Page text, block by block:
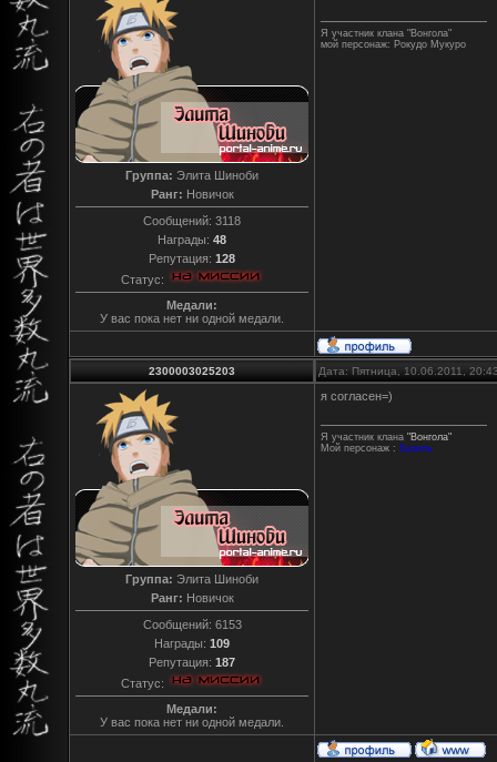
Группа: Элита Шиноби
Ранг: Новичок
Сообщений: 3118
Награды: 48
Репутация: 128
Статус:
Медали:
У вас пока нет ни одной медали.
Я участник клана "Вонгола"
мой персонаж: Рокудо Мукуро
2300003025203 Дата: Пятница, 10.06.2011,
Группа: Элита Шиноби
Ранг: Новичок
Сообщений: 6153
Награды: 109
Репутация: 187
Статус:
Медали:
У вас пока нет ни одной медали.
я согласен=)
Я участник клана "Вонгола"
Мой персонаж : Базиль